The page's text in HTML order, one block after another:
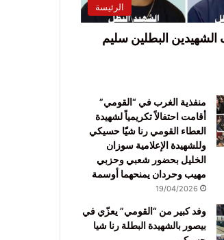
الرئيسة
البطلين سليم
منفذية الغرب في “القومي”
أقامت احتفالاً تكريمياً لشهيدة
العطاء القومي رنا شيّا حسيكي
وللشهيدة الإعلامية سوزان
الخليل بحضور شعبي وحزبي
مهيب وحردان يمنحهما أوسمة
19/04/2026
وفد كبير من “القومي” يعزّي في
بيصور بالشهيدة البطلة رنا شيا